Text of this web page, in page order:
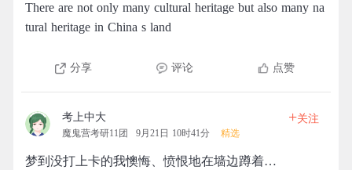
There are not only many cultural heritage but also many na
tural heritage in China s land
分享 评论 点赞
考上中大
魔鬼营考研11团 9月21日 10时41分 精选
+关注
梦到没打上卡的我懊悔、愤恨地在墙边蹲着…